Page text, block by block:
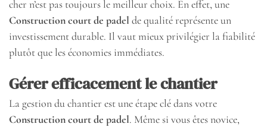
cher n’est pas toujours le meilleur choix. En effet, une
Construction court de padel de qualité représente un
investissement durable. Il vaut mieux privilégier la fiabilité
plutôt que les économies immédiates.
Gérer efficacement le chantier
La gestion du chantier est une étape clé dans votre
Construction court de padel. Même si vous êtes novice,